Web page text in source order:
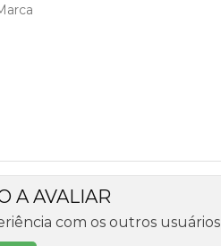
A AVALIAR
com os outros usuários